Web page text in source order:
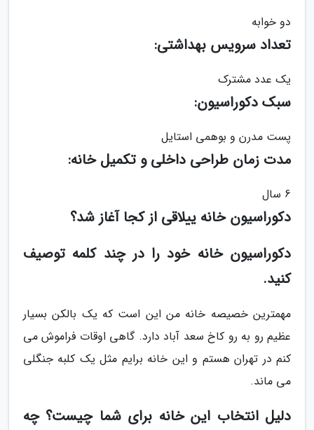
دو خوابه
تعداد سرویس بهداشتی:
یک عدد مشترک
سبک دکوراسیون:
پست مدرن و بوهمى استایل
مدت زمان طراحی داخلی و تکمیل خانه:
6 سال
دکوراسیون خانه ییلاقی از کجا آغاز شد؟
دکوراسیون خانه خود را در چند کلمه توصیف
کنید.
مهمترین خصیصه خانه من این است که یک بالکن بسیار
عظیم رو به رو کاخ سعد آباد دارد. گاهی اوقات فراموش مى
کنم در تهران هستم و این خانه برایم مثل یک کلبه جنگلى
مى ماند.
دلیل انتخاب این خانه برای شما چیست؟ چه